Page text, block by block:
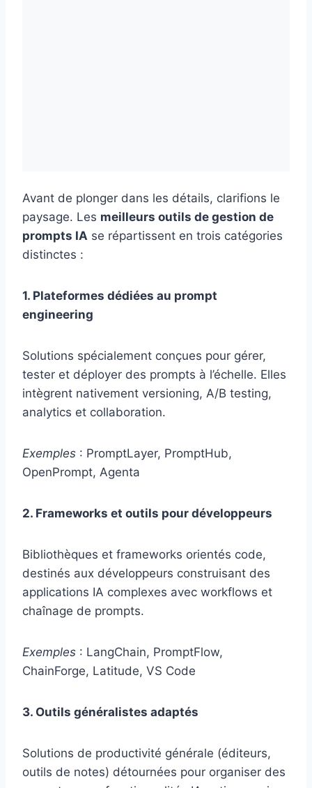
Avant de plonger dans les détails, clarifions le
paysage. Les meilleurs outils de gestion de
prompts IA se répartissent en trois catégories
distinctes :
1. Plateformes dédiées au prompt
engineering
Solutions spécialement conçues pour gérer,
tester et déployer des prompts à l’échelle. Elles
intègrent nativement versioning, A/B testing,
analytics et collaboration.
Exemples : PromptLayer, PromptHub,
OpenPrompt, Agenta
2. Frameworks et outils pour développeurs
Bibliothèques et frameworks orientés code,
destinés aux développeurs construisant des
applications IA complexes avec workflows et
chaînage de prompts.
Exemples : LangChain, PromptFlow,
ChainForge, Latitude, VS Code
3. Outils généralistes adaptés
Solutions de productivité générale (éditeurs,
outils de notes) détournées pour organiser des